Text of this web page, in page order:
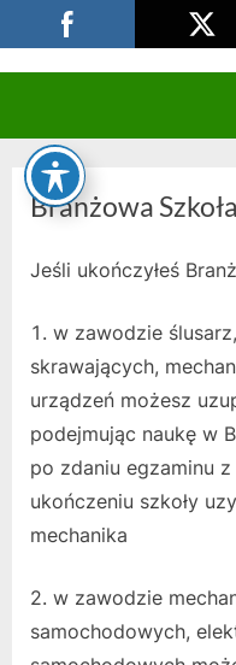
to
CKZIU
Branżowa
Jeśli ukończyłeś
w zawodzie
skrawających,
urządzeń możesz
podejmując naukę w
po zdaniu egzaminu
ukończeniu szkoły
mechanika
2. w zawodzie
samochodowych,